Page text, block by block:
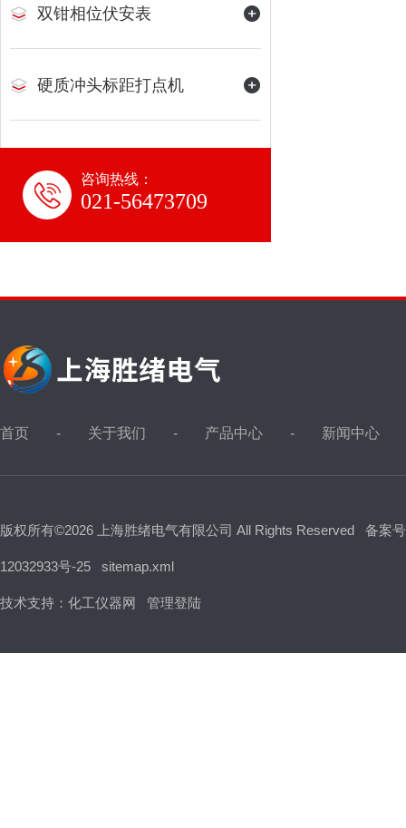
双钳相位伏安表
硬质冲头标距打点机
咨询热线：
021-56473709
首页 关于我们 产品中心 新闻中心
版权所有©2026 上海胜绪电气有限公司 All Rights Reserved 备案
12032933号-25 sitemap.xml
技术支持： 化工仪器网 管理登陆